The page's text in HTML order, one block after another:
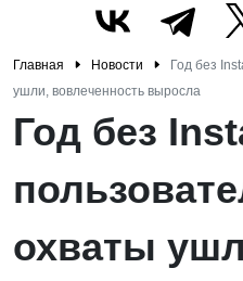
Главная Новости
Год без
ушли, вовлеченность выросла
Год без
охваты